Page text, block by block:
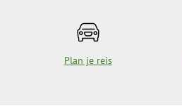
Plan je reis